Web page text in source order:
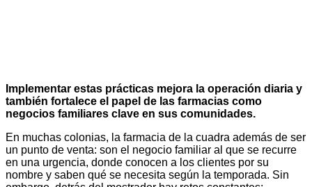
Implementar estas prácticas mejora la operación diaria y
también fortalece el papel de las farmacias como
negocios familiares clave en sus comunidades.
En muchas colonias, la farmacia de la cuadra además de ser
un punto de venta: son el negocio familiar al que se recurre
en una urgencia, donde conocen a los clientes por su
nombre y saben qué se necesita según la temporada. Sin